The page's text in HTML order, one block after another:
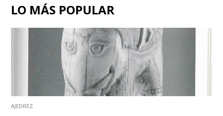
LO MÁS POPULAR
AJEDREZ